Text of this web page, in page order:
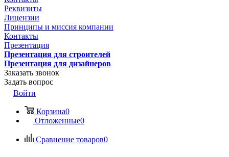
Реквизиты
Лицензии
Принципы и миссия компании
Контакты
Презентация
Презентация для строителей
Презентация для дизайнеров
Заказать звонок
Задать вопрос
Войти
Корзина0
Отложенные0
Сравнение товаров0